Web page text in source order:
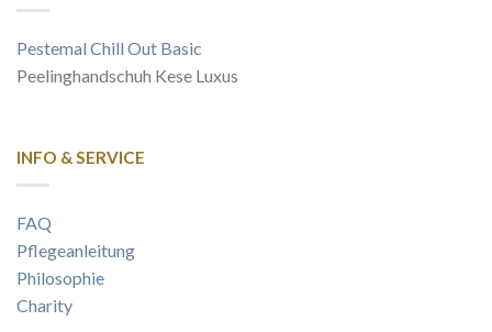
Pestemal Chill Out Basic
Peelinghandschuh Kese Luxus
INFO & SERVICE
FAQ
Pflegeanleitung
Philosophie
Charity